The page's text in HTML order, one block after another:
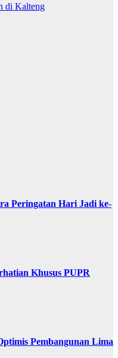
di Kalteng
Peringatan Hari Jadi ke-
Khusus PUPR
Pembangunan Lima